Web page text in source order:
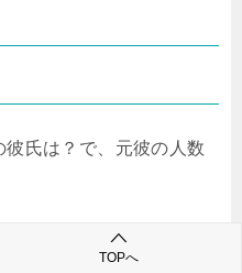
氏は？で、元彼の人数
は過去に付き合ってい
TOPへ